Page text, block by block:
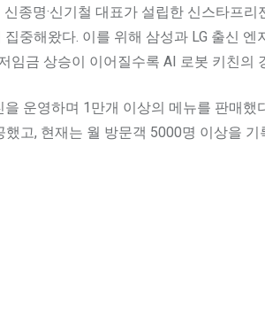
종명·신기철 대표가 설립한 신스타프
중해왔다. 이를 위해 삼성과 LG 출신
임금 상승이 이어질수록 AI 로봇 키친의
운영하며 1만개 이상의 메뉴를 판매했
고, 현재는 월 방문객 5000명 이상을 기